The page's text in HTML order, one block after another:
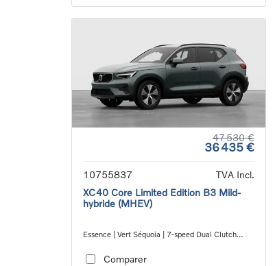
47 530 €
36 435 €
10755837
TVA Incl.
XC40 Core Limited Edition B3 Mild-
hybride (MHEV)
Essence | Vert Séquoia | 7-speed Dual Clutch
Comparer